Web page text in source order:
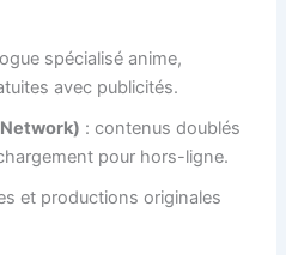
spécialisé anime,
avec publicités.
: contenus doublés
pour hors-ligne.
et productions originales